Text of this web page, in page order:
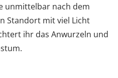
unmittelbar nach dem
Standort mit viel Licht
ihr das Anwurzeln und